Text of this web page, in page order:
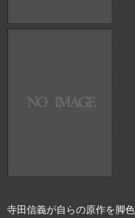
寺田信義が自らの原作を脚